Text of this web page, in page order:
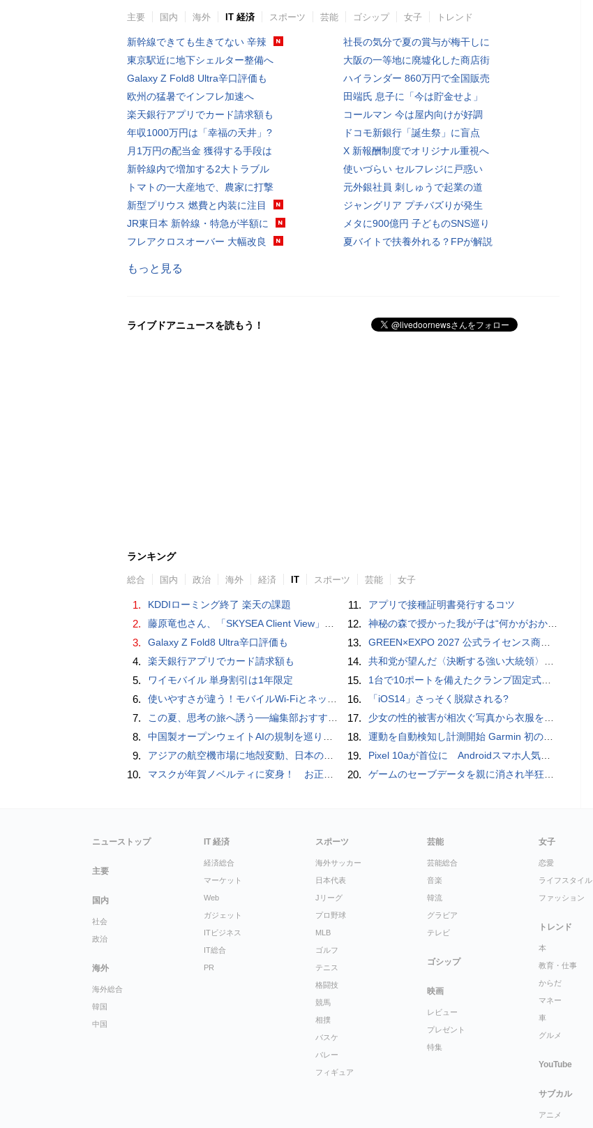
主要 国内 海外 IT 経済 スポーツ 芸能 ゴシップ 女子 トレンド
新幹線できても生きてない 辛辣
東京駅近に地下シェルター整備へ
Galaxy Z Fold8 Ultra辛口評価も
欧州の猛暑でインフレ加速へ
楽天銀行アプリでカード請求額も
年収1000万円は「幸福の天井」?
月1万円の配当金 獲得する手段は
新幹線内で増加する2大トラブル
トマトの一大産地で、農家に打撃
新型プリウス 燃費と内装に注目
JR東日本 新幹線・特急が半額に
フレアクロスオーバー 大幅改良
社長の気分で夏の賞与が梅干しに
大阪の一等地に廃墟化した商店街
ハイランダー 860万円で全国販売
田端氏 息子に「今は貯金せよ」
コールマン 今は屋内向けが好調
ドコモ新銀行「誕生祭」に盲点
X 新報酬制度でオリジナル重視へ
使いづらい セルフレジに戸惑い
元外銀社員 刺しゅうで起業の道
ジャングリア プチバズりが発生
メタに900億円 子どものSNS巡り
夏バイトで扶養外れる？FPが解説
もっと見る
ライブドアニュースを読もう！
ランキング
総合 国内 政治 海外 経済 IT スポーツ 芸能 女子
1. KDDIローミング終了 楽天の課題
2. 藤原竜也さん、「SKYSEA Client View」新CMで「AI労務改善」をアピール 働き方をAIが分析したら「すぐに休んで」と言われる？
3. Galaxy Z Fold8 Ultra辛口評価も
4. 楽天銀行アプリでカード請求額も
5. ワイモバイル 単身割引は1年限定
6. 使いやすさが違う！モバイルWi-FiとネットHDD【PC-DIY 秋の陣】
7. この夏、思考の旅へ誘う──編集部おすすめの7冊：WIRED BOOK GUIDE
8. 中国製オープンウェイトAIの規制を巡り、シリコンバレーで意見が二分
9. アジアの航空機市場に地殻変動、日本のサプライヤーに影響も
10. マスクが年賀ノベルティに変身！ お正月特別パッケージの注文受付開始
11. アプリで接種証明書発行するコツ
12. 神秘の森で授かった我が子は“何かがおかしい”『ナイトボーン -夜哭-』本編映像解禁 母の絶叫顔うちわが全国の劇場に［ホラー通信］
13. GREEN×EXPO 2027 公式ライセンス商品！初の「トゥンクトゥンク」公式LINEスタンプ、販売開始
14. 共和党が望んだ〈決断する強い大統領〉が統治するアメリカの到来──「アメリカン・ドッペルゲンガー」by 池田純一#14
15. 1台で10ポートを備えたクランプ固定式電源タップ「Anker Nano Power Strip (10-in-1, 70W, クランプ式)」レビュー
16. 「iOS14」さっそく脱獄される?
17. 少女の性的被害が相次ぐ写真から衣服を剥ぎ取るAIポルノアプリ「ClothOff」の背後にいる人物とは？
18. 運動を自動検知し計測開始 Garmin 初のスマートバンドを発売 10日間のロングバッテリーで手間いらず
19. Pixel 10aが首位に Androidスマホ人気ランキングTOP10 2026/8/8
20. ゲームのセーブデータを親に消され半狂乱になった少年
ニューストップ
主要
国内
社会
政治
海外
海外総合
韓国
中国
IT 経済
経済総合
マーケット
Web
ガジェット
ITビジネス
IT総合
PR
スポーツ
海外サッカー
日本代表
Jリーグ
プロ野球
MLB
ゴルフ
テニス
格闘技
競馬
相撲
バスケ
バレー
フィギュア
芸能
芸能総合
音楽
韓流
グラビア
テレビ
ゴシップ
映画
レビュー
プレゼント
特集
女子
恋愛
ライフスタイル
ファッション
トレンド
本
教育・仕事
からだ
マネー
車
グルメ
YouTube
サブカル
アニメ